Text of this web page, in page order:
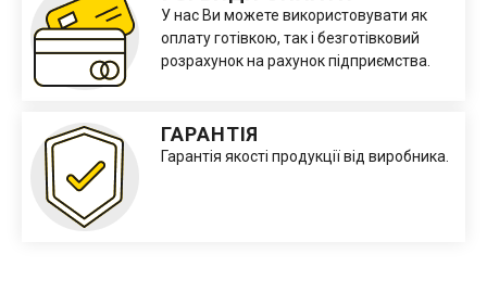
У нас Ви можете використовувати як
оплату готівкою, так і безготівковий
розрахунок на рахунок підприємства.
ГАРАНТІЯ
Гарантія якості продукції від виробника.